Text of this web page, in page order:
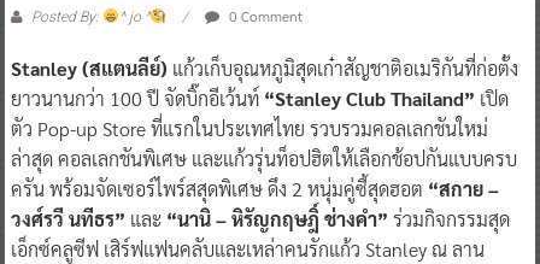
Posted By: ^ jo ^ 0 Comment
Stanley (สแตนลีย์) แก้วเก็บอุณหภูมิสุดเก๋าสัญชาติอเมริกันที่ก่อตั้ง
ยาวนานกว่า 100 ปี จัดบิ๊กอีเว้นท์ “Stanley Club Thailand” เปิด
ตัว Pop-up Store ที่แรกในประเทศไทย รวบรวมคอลเลกชันใหม่
ล่าสุด คอลเลกชันพิเศษ และแก้วรุ่นท็อปฮิตให้เลือกช้อปกันแบบครบ
ครัน พร้อมจัดเซอร์ไพร์สสุดพิเศษ ดึง 2 หนุ่มคู่ซี้สุดฮอต “สกาย –
วงศ์รวี นทีธร” และ“นานิ – หิรัญกฤษฎิ์ ช่างคำ” ร่วมกิจกรรมสุด
เอ็กซ์คลูซีฟ เสิร์ฟแฟนคลับและเหล่าคนรักแก้ว Stanley ณ ลาน